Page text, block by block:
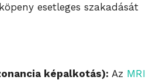
esetleges szakadását
képalkotás): Az MRI